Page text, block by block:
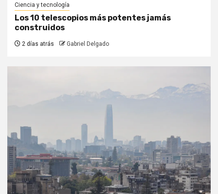
Ciencia y tecnología
Los 10 telescopios más potentes jamás
construidos
2 días atrás Gabriel Delgado